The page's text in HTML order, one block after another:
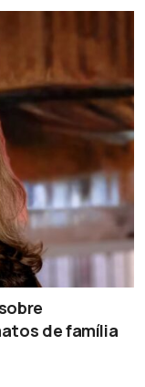
de família